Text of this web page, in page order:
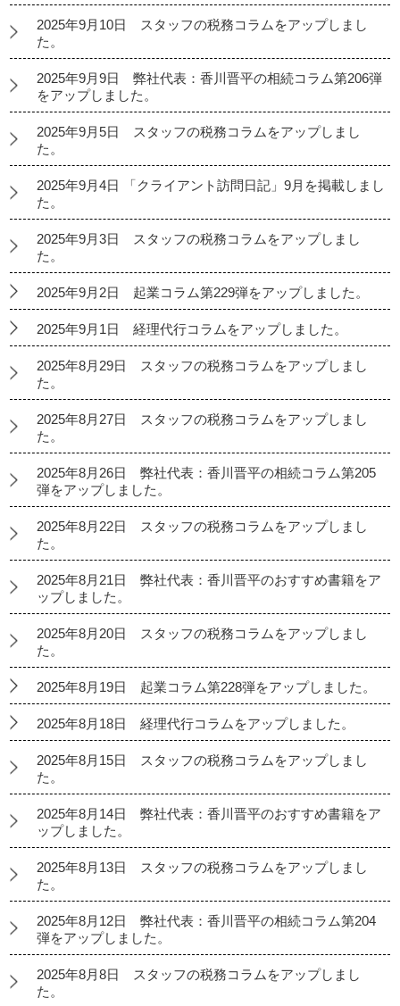
2025年9月10日 スタッフの税務コラムをアップしまし
た。
2025年9月9日 弊社代表：香川晋平の相続コラム第206弾
をアップしました。
2025年9月5日 スタッフの税務コラムをアップしまし
た。
2025年9月4日 「クライアント訪問日記」9月を掲載しまし
た。
2025年9月3日 スタッフの税務コラムをアップしまし
た。
2025年9月2日 起業コラム第229弾をアップしました。
2025年9月1日 経理代行コラムをアップしました。
2025年8月29日 スタッフの税務コラムをアップしまし
た。
2025年8月27日 スタッフの税務コラムをアップしまし
た。
2025年8月26日 弊社代表：香川晋平の相続コラム第205
弾をアップしました。
2025年8月22日 スタッフの税務コラムをアップしまし
た。
2025年8月21日 弊社代表：香川晋平のおすすめ書籍をア
ップしました。
2025年8月20日 スタッフの税務コラムをアップしまし
た。
2025年8月19日 起業コラム第228弾をアップしました。
2025年8月18日 経理代行コラムをアップしました。
2025年8月15日 スタッフの税務コラムをアップしまし
た。
2025年8月14日 弊社代表：香川晋平のおすすめ書籍をア
ップしました。
2025年8月13日 スタッフの税務コラムをアップしまし
た。
2025年8月12日 弊社代表：香川晋平の相続コラム第204
弾をアップしました。
2025年8月8日 スタッフの税務コラムをアップしまし
た。